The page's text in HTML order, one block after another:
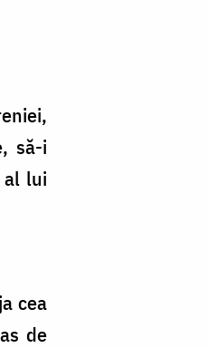
să-i
al lui
cea
de